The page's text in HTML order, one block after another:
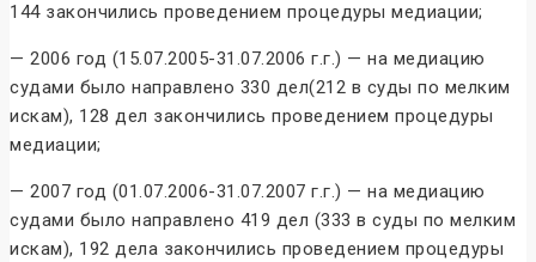
144 закончились проведением процедуры медиации;
— 2006 год (15.07.2005-31.07.2006 г.г.) — на медиацию
судами было направлено 330 дел(212 в суды по мелким
искам), 128 дел закончились проведением процедуры
медиации;
— 2007 год (01.07.2006-31.07.2007 г.г.) — на медиацию
судами было направлено 419 дел (333 в суды по мелким
искам), 192 дела закончились проведением процедуры